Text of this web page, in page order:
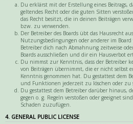
Du erklärst mit der Erstellung eines Beitrags,
geltendes Recht oder die guten Sitten
das Recht besitzt, die in deinen Beiträgen
bzw. zu verwenden.
Der Betreiber des Boards übt das Hausrecht
Nutzungsbedingungen oder anderer im
Betreiber dich nach Abmahnung zeitweise
Boards ausschließen und dir ein Hausverbot
Du nimmst zur Kenntnis, dass der Betreiber
von Beiträgen übernimmt, die er nicht selbst
Kenntnis genommen hat. Du gestattest dem
und Funktionen jederzeit zu löschen oder zu
Du gestattest dem Betreiber darüber hinaus,
gegen o. g. Regeln verstoßen oder geeignet
Schaden zuzufügen.
4. GENERAL PUBLIC LICENSE